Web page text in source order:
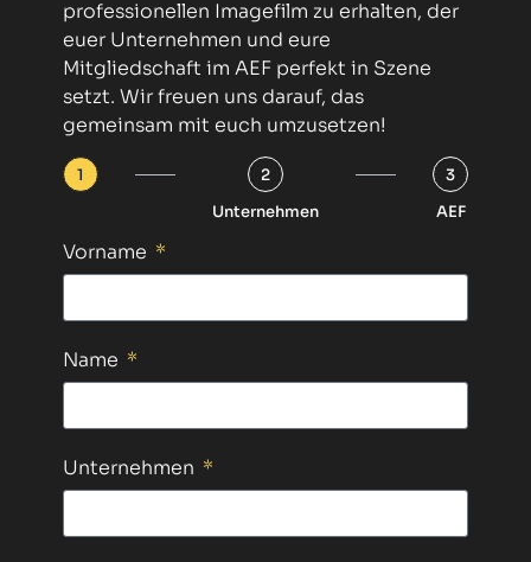
professionellen Imagefilm zu erhalten, der
euer Unternehmen und eure
Mitgliedschaft im AEF perfekt in Szene
setzt. Wir freuen uns darauf, das
gemeinsam mit euch umzusetzen!
1
2
Unternehmen
3
AEF
Vorname
Name
Unternehmen